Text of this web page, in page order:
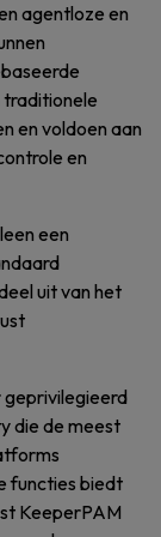
agentloze en
traditionele
en voldoen aan
en
een
uit van het
geprivilegieerd
die de meest
functies biedt
KeeperPAM